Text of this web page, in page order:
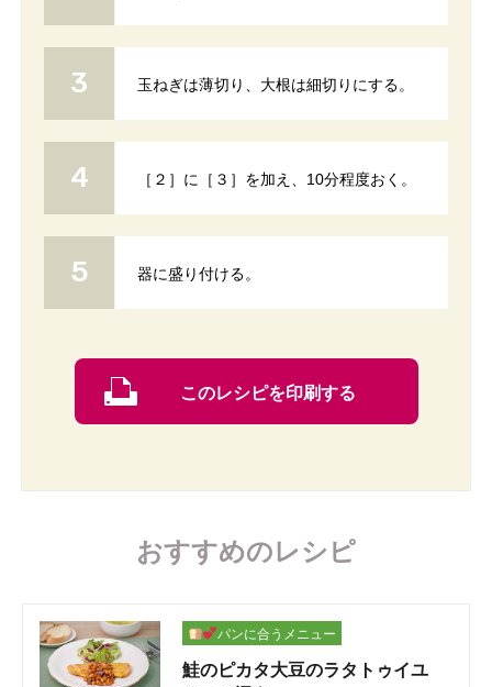
玉ねぎは薄切り、大根は細切りにする。
［２］に［３］を加え、10分程度おく。
器に盛り付ける。
このレシピを印刷する
おすすめのレシピ
パンに合うメニュー
鮭のピカタ大豆のラタトゥイユ